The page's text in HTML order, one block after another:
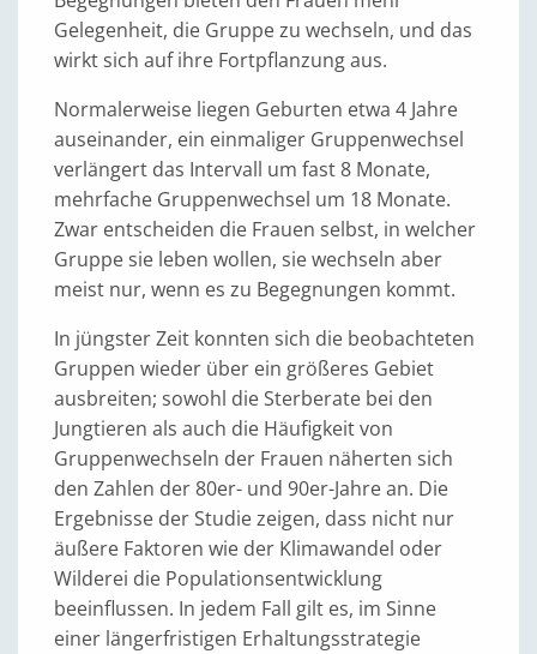
Gelegenheit, die Gruppe zu wechseln, und das
wirkt sich auf ihre Fortpflanzung aus.
Normalerweise liegen Geburten etwa 4 Jahre
auseinander, ein einmaliger Gruppenwechsel
verlängert das Intervall um fast 8 Monate,
mehrfache Gruppenwechsel um 18 Monate.
Zwar entscheiden die Frauen selbst, in welcher
Gruppe sie leben wollen, sie wechseln aber
meist nur, wenn es zu Begegnungen kommt.
In jüngster Zeit konnten sich die beobachteten
Gruppen wieder über ein größeres Gebiet
ausbreiten; sowohl die Sterberate bei den
Jungtieren als auch die Häufigkeit von
Gruppenwechseln der Frauen näherten sich
den Zahlen der 80er- und 90er-Jahre an. Die
Ergebnisse der Studie zeigen, dass nicht nur
äußere Faktoren wie der Klimawandel oder
Wilderei die Populationsentwicklung
beeinflussen. In jedem Fall gilt es, im Sinne
einer längerfristigen Erhaltungsstrategie